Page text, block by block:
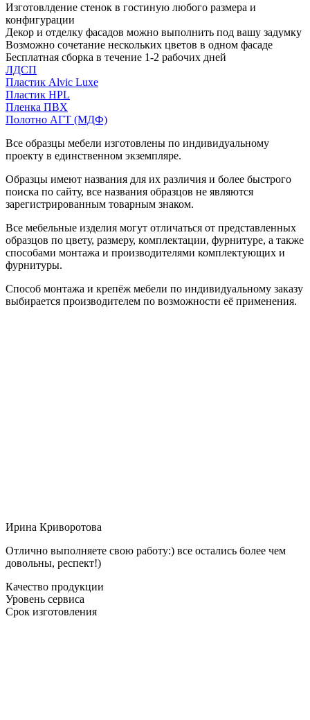
Изготовлдение стенок в гостиную любого размера и
конфигурации
Декор и отделку фасадов можно выполнить под вашу задумку
Возможно сочетание нескольких цветов в одном фасаде
Бесплатная сборка в течение 1-2 рабочих дней
ЛДСП
Пластик Alvic Luxe
Пластик HPL
Пленка ПВХ
Полотно АГТ (МДФ)
Все образцы мебели изготовлены по индивидуальному
проекту в единственном экземпляре.
Образцы имеют названия для их различия и более быстрого
поиска по сайту, все названия образцов не являются
зарегистрированным товарным знаком.
Все мебельные изделия могут отличаться от представленных
образцов по цвету, размеру, комплектации, фурнитуре, а также
способами монтажа и производителями комплектующих и
фурнитуры.
Способ монтажа и крепёж мебели по индивидуальному заказу
выбирается производителем по возможности её применения.
Ирина Криворотова
Отлично выполняете свою работу:) все остались более чем
довольны, респект!)
Качество продукции
Уровень сервиса
Срок изготовления